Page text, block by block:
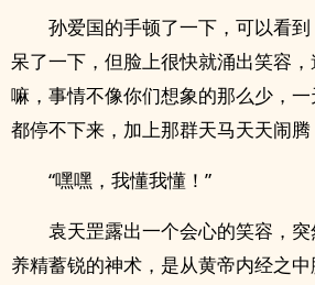
孙爱国的手顿了一下，可以看
呆了一下，但脸上很快就涌出笑容，
嘛，事情不像你们想象的那么少，
都停不下来，加上那群天马天天闹
“嘿嘿，我懂我懂！”
袁天罡露出一个会心的笑容，
养精蓄锐的神术，是从黄帝内经之